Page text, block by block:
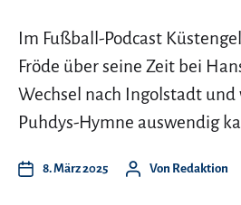
Im Fußball-Podcast
Fröde über seine Zeit bei
Wechsel nach Ingolstadt und
Puhdys-Hymne auswendig
8. März 2025 Von Redaktion